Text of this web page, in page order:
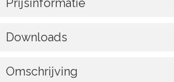
Prijsinformatie
Downloads
Omschrijving